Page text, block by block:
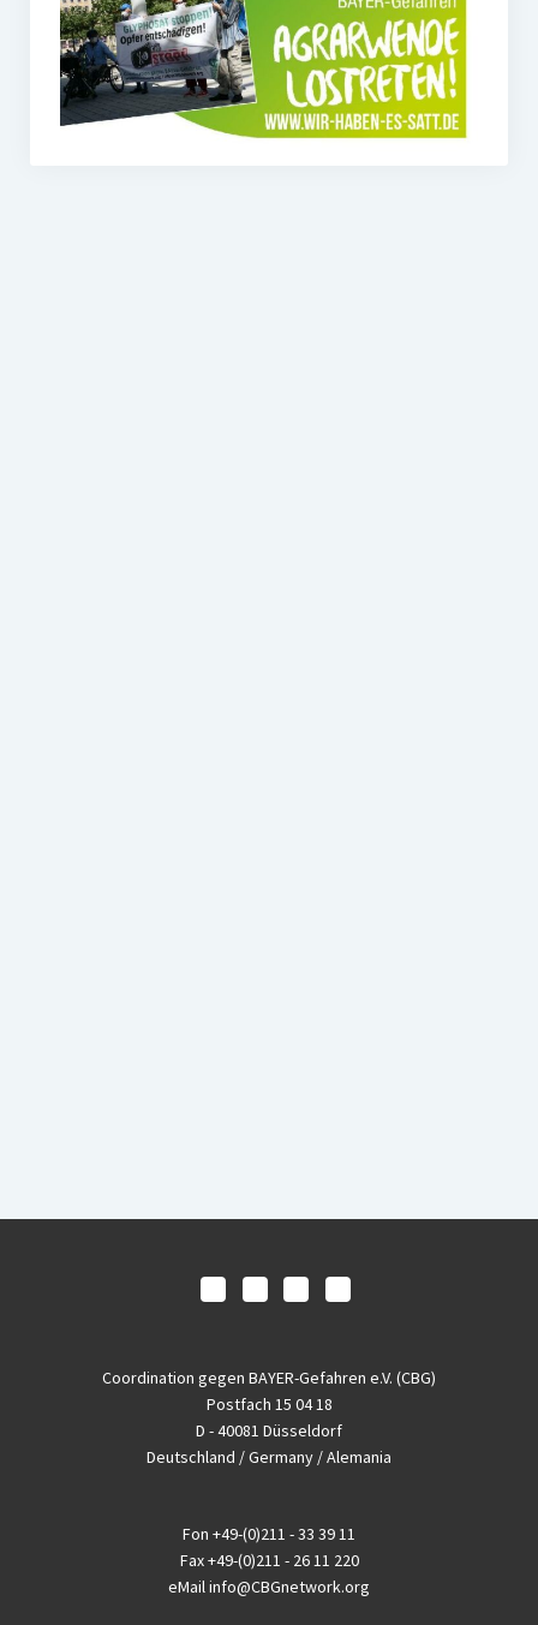
Coordination gegen BAYER-Gefahren e.V. (CBG)
Postfach 15 04 18
D - 40081 Düsseldorf
Deutschland / Germany / Alemania
Fon +49-(0)211 - 33 39 11
Fax+49-(0)211 - 26 11 220
eMailinfo@CBGnetwork.org